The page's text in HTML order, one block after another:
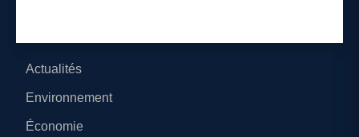
Actualités
Environnement
Économie